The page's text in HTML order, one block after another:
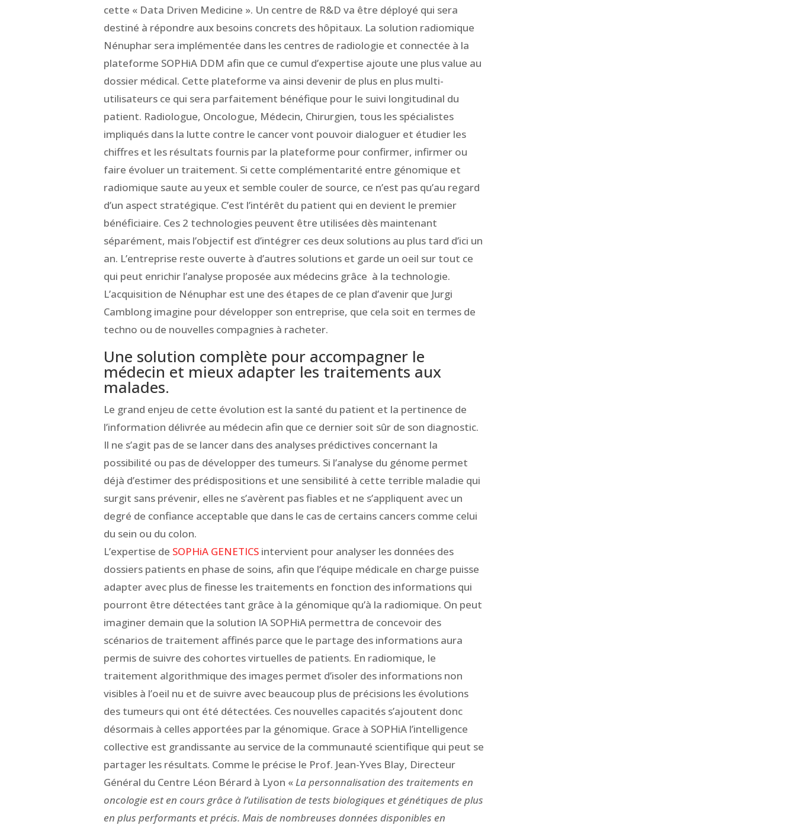
cette « Data Driven Medicine ». Un centre de R&D va être déployé qui sera
destiné à répondre aux besoins concrets des hôpitaux. La solution radiomique
Nénuphar sera implémentée dans les centres de radiologie et connectée à la
plateforme SOPHiA DDM afin que ce cumul d’expertise ajoute une plus value au
dossier médical. Cette plateforme va ainsi devenir de plus en plus multi-
utilisateurs ce qui sera parfaitement bénéfique pour le suivi longitudinal du
patient. Radiologue, Oncologue, Médecin, Chirurgien, tous les spécialistes
impliqués dans la lutte contre le cancer vont pouvoir dialoguer et étudier les
chiffres et les résultats fournis par la plateforme pour confirmer, infirmer ou
faire évoluer un traitement. Si cette complémentarité entre génomique et
radiomique saute au yeux et semble couler de source, ce n’est pas qu’au regard
d’un aspect stratégique. C’est l’intérêt du patient qui en devient le premier
bénéficiaire. Ces 2 technologies peuvent être utilisées dès maintenant
séparément, mais l’objectif est d’intégrer ces deux solutions au plus tard d’ici un
an. L’entreprise reste ouverte à d’autres solutions et garde un oeil sur tout ce
qui peut enrichir l’analyse proposée aux médecins grâce à la technologie.
L’acquisition de Nénuphar est une des étapes de ce plan d’avenir que Jurgi
Camblong imagine pour développer son entreprise, que cela soit en termes de
techno ou de nouvelles compagnies à racheter.
Une solution complète pour accompagner le
médecin et mieux adapter les traitements aux
malades.
Le grand enjeu de cette évolution est la santé du patient et la pertinence de
l’information délivrée au médecin afin que ce dernier soit sûr de son diagnostic.
Il ne s’agit pas de se lancer dans des analyses prédictives concernant la
possibilité ou pas de développer des tumeurs. Si l’analyse du génome permet
déjà d’estimer des prédispositions et une sensibilité à cette terrible maladie qui
surgit sans prévenir, elles ne s’avèrent pas fiables et ne s’appliquent avec un
degré de confiance acceptable que dans le cas de certains cancers comme celui
du sein ou du colon.
L’expertise de SOPHiA GENETICS intervient pour analyser les données des
dossiers patients en phase de soins, afin que l’équipe médicale en charge puisse
adapter avec plus de finesse les traitements en fonction des informations qui
pourront être détectées tant grâce à la génomique qu’à la radiomique. On peut
imaginer demain que la solution IA SOPHiA permettra de concevoir des
scénarios de traitement affinés parce que le partage des informations aura
permis de suivre des cohortes virtuelles de patients. En radiomique, le
traitement algorithmique des images permet d’isoler des informations non
visibles à l’oeil nu et de suivre avec beaucoup plus de précisions les évolutions
des tumeurs qui ont été détectées. Ces nouvelles capacités s’ajoutent donc
désormais à celles apportées par la génomique. Grace à SOPHiA l’intelligence
collective est grandissante au service de la communauté scientifique qui peut se
partager les résultats. Comme le précise le Prof. Jean-Yves Blay, Directeur
Général du Centre Léon Bérard à Lyon «La personnalisation des traitements en
oncologie est en cours grâce à l’utilisation de tests biologiques et génétiques de plus
en plus performants et précis. Mais de nombreuses données disponibles en